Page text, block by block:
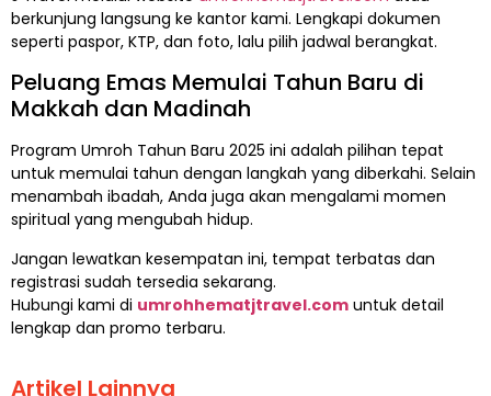
berkunjung langsung ke kantor kami. Lengkapi dokumen
seperti paspor, KTP, dan foto, lalu pilih jadwal berangkat.
Peluang Emas Memulai Tahun Baru di
Makkah dan Madinah
Program Umroh Tahun Baru 2025 ini adalah pilihan tepat
untuk memulai tahun dengan langkah yang diberkahi. Selain
menambah ibadah, Anda juga akan mengalami momen
spiritual yang mengubah hidup.
Jangan lewatkan kesempatan ini, tempat terbatas dan
registrasi sudah tersedia sekarang.
Hubungi kami di umrohhematjtravel.com untuk detail
lengkap dan promo terbaru.
Artikel Lainnya